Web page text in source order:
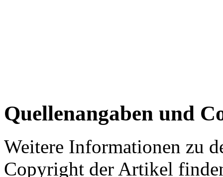
Quellenangaben und
Weitere Informationen zu
Copyright der Artikel